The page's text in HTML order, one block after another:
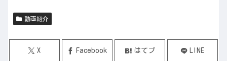
動画紹介
X Facebook はてブ LINE